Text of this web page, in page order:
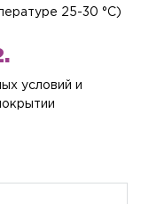
25-30 °С)
условий и